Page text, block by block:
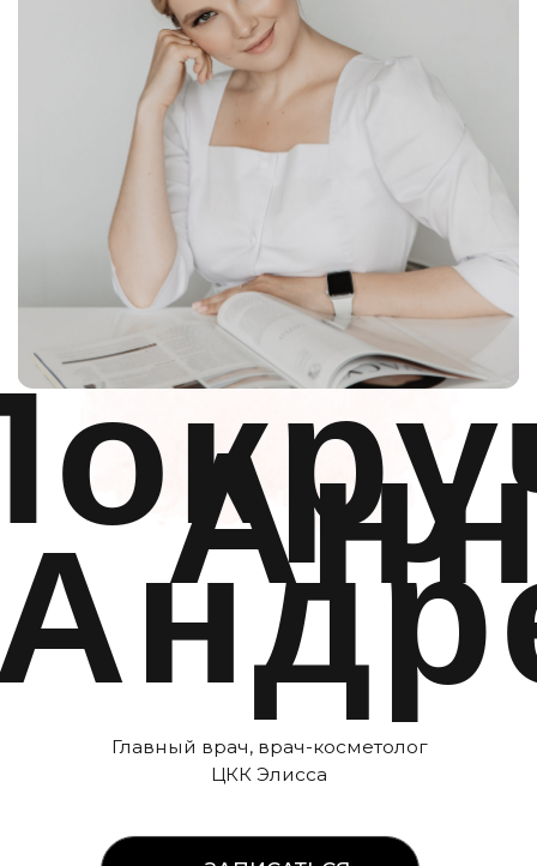
Чтобы записаться на приём или
получить подробную консультацию
позвоните нам по номеру:
для записи к конкретному специалисту:
или напишите в удобный
+7 (925)
366-65-
55
ПРОКОНСУЛЬТИРУЙТЕСЬ
СО СПЕЦИАЛИСТОМ
Наименование организации:
Контакты
О центре
Новости и акции
Цены
Косметология